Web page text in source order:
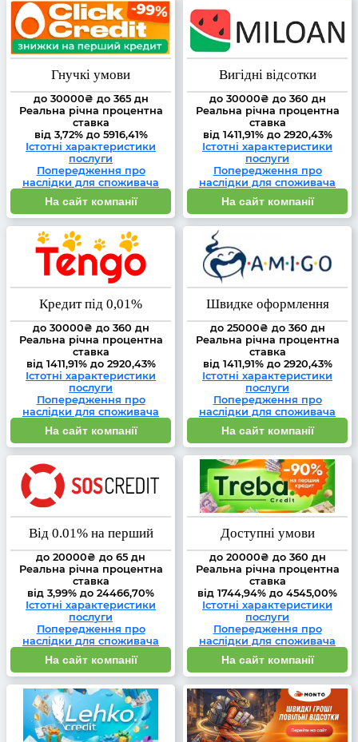
Гнучкі умови
до 30000₴ до 365 дн
Реальна річна процентна
ставка
від 3,72% до 5916,41%
Істотні характеристики
послуги
Попередження про
наслідки для споживача
На сайт компанії
Вигідні відсотки
до 30000₴ до 360 дн
Реальна річна процентна
ставка
від 1411,91% до 2920,43%
Істотні характеристики
послуги
Попередження про
наслідки для споживача
На сайт компанії
Кредит під 0,01%
до 30000₴ до 360 дн
Реальна річна процентна
ставка
від 1411,91% до 2920,43%
Істотні характеристики
послуги
Попередження про
наслідки для споживача
На сайт компанії
Швидке оформлення
до 25000₴ до 360 дн
Реальна річна процентна
ставка
від 1411,91% до 2920,43%
Істотні характеристики
послуги
Попередження про
наслідки для споживача
На сайт компанії
Від 0.01% на перший
до 20000₴ до 65 дн
Реальна річна процентна
ставка
від 3,99% до 24466,70%
Істотні характеристики
послуги
Попередження про
наслідки для споживача
На сайт компанії
Доступні умови
до 20000₴ до 360 дн
Реальна річна процентна
ставка
від 1744,94% до 4545,00%
Істотні характеристики
послуги
Попередження про
наслідки для споживача
На сайт компанії